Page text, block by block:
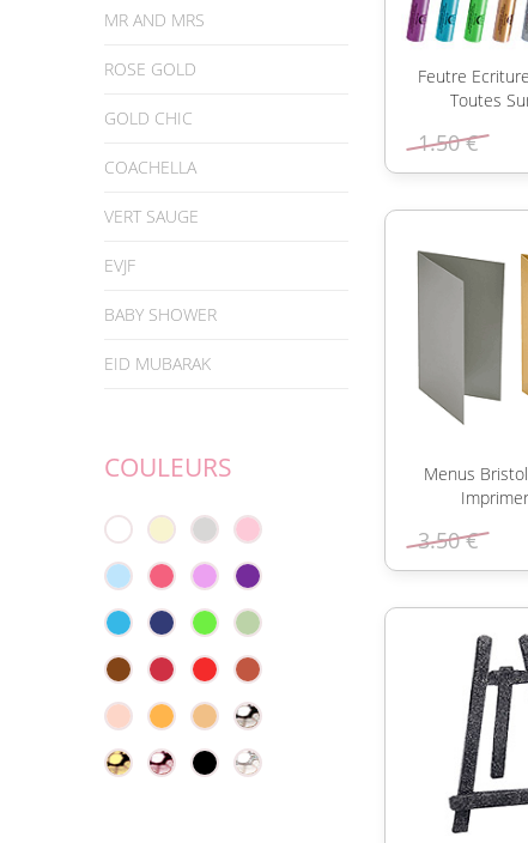
MR AND MRS
ROSE GOLD
GOLD CHIC
COACHELLA
VERT SAUGE
EVJF
BABY SHOWER
EID MUBARAK
COULEURS
Feutre
Toutes
1.50 €
Menus
3.50 €